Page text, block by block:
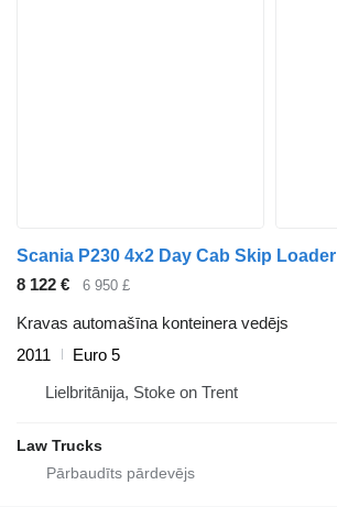
Scania P230 4x2 Day Cab Skip Loader
8 122 €
6 950 £
Kravas automašīna konteinera vedējs
2011
Euro 5
Lielbritānija, Stoke on Trent
Law Trucks